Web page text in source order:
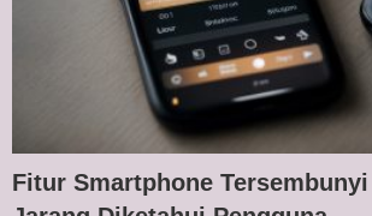
Fitur Smartphone